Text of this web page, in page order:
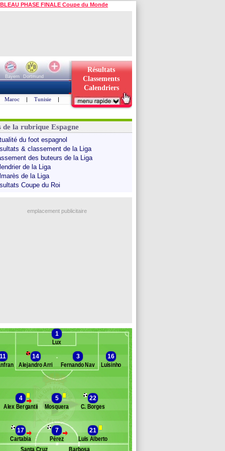
PHASE FINALE Coupe du Monde
Bayern
Dortmund
Résultats
Classements
Calendriers
Maroc | Tunisie |
de la rubrique Espagne
du foot espagnol
& classement de la Liga
des buteurs de la Liga
de la Liga
de la Liga
Coupe du Roi
emplacement publicitaire
Banc des remplaçants La Corogne
Manuel Pablo
1
Lux
11
14
Alejandro Arribas
3
Fernando Navarro
16
Luisinho
>
4
Álex Bergantiños
5
Mosquera
22
C. Borges
>
17
Cartabia
>
7
Pérez
21
Luis Alberto
Barbosa
Santa Cruz